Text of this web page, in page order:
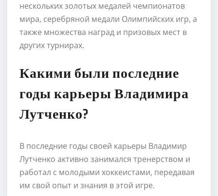
нескольких золотых медалей чемпионатов
мира, серебряной медали Олимпийских игр, а
также множества наград и призовых мест в
других турнирах.
Какими были последние
годы карьеры Владимира
Лутченко?
В последние годы своей карьеры Владимир
Лутченко активно занимался тренерством и
работал с молодыми хоккеистами, передавая
им свой опыт и знания в этой игре.